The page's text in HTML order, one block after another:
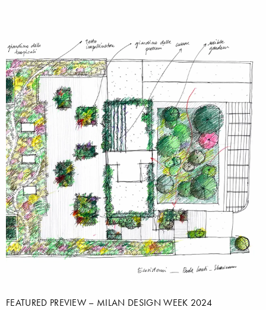
FEATURED PREVIEW – MILAN DESIGN WEEK 2024